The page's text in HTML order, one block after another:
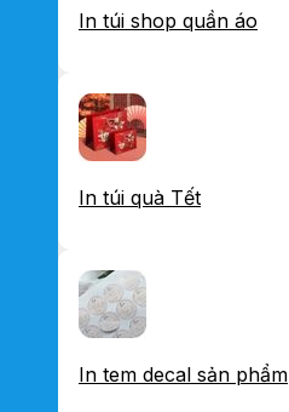
In túi shop quần áo
In túi quà Tết
In tem decal sản phẩm